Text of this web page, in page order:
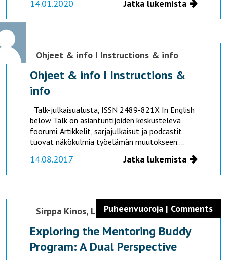
14.01.2020 Jatka lukemista
Ohjeet & info I Instructions & info
Ohjeet & info I Instructions &
info
Talk-julkaisualusta, ISSN 2489-821X In English
below Talk on asiantuntijoiden keskusteleva
foorumi. Artikkelit, sarjajulkaisut ja podcastit
tuovat näkökulmia työelämän muutokseen....
14.08.2017 Jatka lukemista
Puheenvuoroja | Comments
Sirppa Kinos, Lucia Vuillermin
Exploring the Mentoring Buddy
Program: A Dual Perspective